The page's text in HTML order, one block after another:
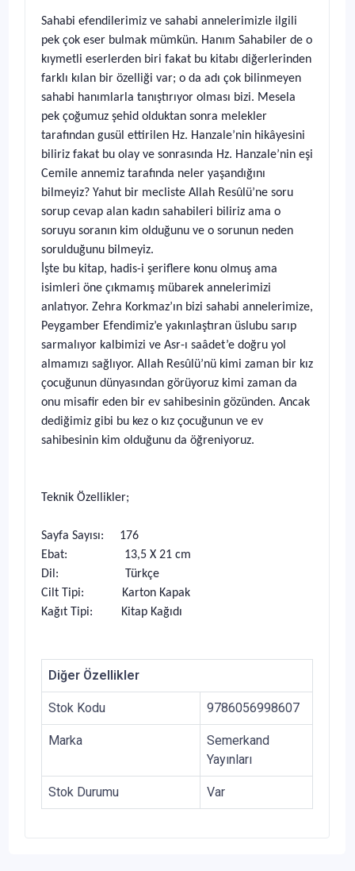
Sahabi efendilerimiz ve sahabi annelerimizle ilgili
pek çok eser bulmak mümkün. Hanım Sahabiler de o
kıymetli eserlerden biri fakat bu kitabı diğerlerinden
farklı kılan bir özelliği var; o da adı çok bilinmeyen
sahabi hanımlarla tanıştırıyor olması bizi. Mesela
pek çoğumuz şehid olduktan sonra melekler
tarafından gusül ettirilen Hz. Hanzale’nin hikâyesini
biliriz fakat bu olay ve sonrasında Hz. Hanzale’nin eşi
Cemile annemiz tarafında neler yaşandığını
bilmeyiz? Yahut bir mecliste Allah Resûlü’ne soru
sorup cevap alan kadın sahabileri biliriz ama o
soruyu soranın kim olduğunu ve o sorunun neden
sorulduğunu bilmeyiz.
İşte bu kitap, hadis-i şeriflere konu olmuş ama
isimleri öne çıkmamış mübarek annelerimizi
anlatıyor. Zehra Korkmaz’ın bizi sahabi annelerimize,
Peygamber Efendimiz’e yakınlaştıran üslubu sarıp
sarmalıyor kalbimizi ve Asr-ı saâdet’e doğru yol
almamızı sağlıyor. Allah Resûlü’nü kimi zaman bir kız
çocuğunun dünyasından görüyoruz kimi zaman da
onu misafir eden bir ev sahibesinin gözünden. Ancak
dediğimiz gibi bu kez o kız çocuğunun ve ev
sahibesinin kim olduğunu da öğreniyoruz.
Teknik Özellikler;
Sayfa Sayısı: 176
Ebat: 13,5 X 21 cm
Dil: Türkçe
Cilt Tipi: Karton Kapak
Kağıt Tipi: Kitap Kağıdı
Diğer Özellikler
Stok Kodu 9786056998607
Marka
Semerkand
Yayınları
Stok Durumu Var